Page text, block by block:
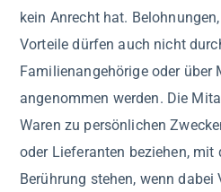
kein Anrecht hat.
Vorteile dürfen auch nicht
Familienangehörige oder über
angenommen werden. Die
Waren zu persönlichen
oder Lieferanten beziehen, mit
Berührung stehen, wenn